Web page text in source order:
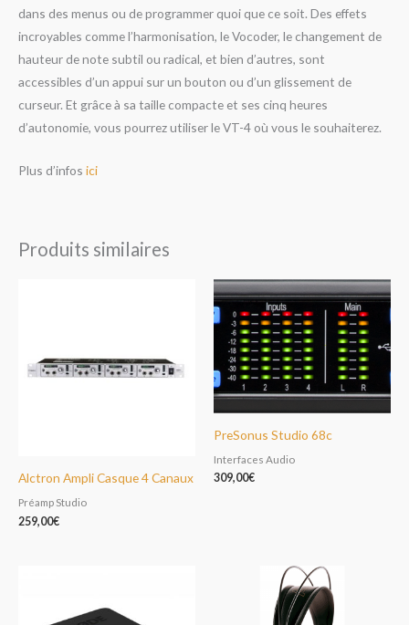
dans des menus ou de programmer quoi que ce soit. Des effets
incroyables comme l’harmonisation, le Vocoder, le changement de
hauteur de note subtil ou radical, et bien d’autres, sont
accessibles d’un appui sur un bouton ou d’un glissement de
curseur. Et grâce à sa taille compacte et ses cinq heures
d’autonomie, vous pourrez utiliser le VT-4 où vous le souhaiterez.
Plus d’infos ici
Produits similaires
Alctron Ampli Casque 4 Canaux
Préamp Studio
259,00€
PreSonus Studio 68c
Interfaces Audio
309,00€